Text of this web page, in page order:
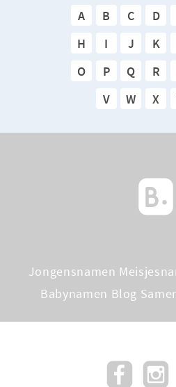
A B C D
H
I J K
O
P Q R
V
W X
Jongensnamen
Babynamen Blog